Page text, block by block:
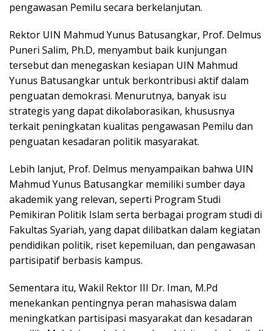
pengawasan Pemilu secara berkelanjutan.
Rektor UIN Mahmud Yunus Batusangkar, Prof. Delmus
Puneri Salim, Ph.D, menyambut baik kunjungan
tersebut dan menegaskan kesiapan UIN Mahmud
Yunus Batusangkar untuk berkontribusi aktif dalam
penguatan demokrasi. Menurutnya, banyak isu
strategis yang dapat dikolaborasikan, khususnya
terkait peningkatan kualitas pengawasan Pemilu dan
penguatan kesadaran politik masyarakat.
Lebih lanjut, Prof. Delmus menyampaikan bahwa UIN
Mahmud Yunus Batusangkar memiliki sumber daya
akademik yang relevan, seperti Program Studi
Pemikiran Politik Islam serta berbagai program studi di
Fakultas Syariah, yang dapat dilibatkan dalam kegiatan
pendidikan politik, riset kepemiluan, dan pengawasan
partisipatif berbasis kampus.
Sementara itu, Wakil Rektor III Dr. Iman, M.Pd
menekankan pentingnya peran mahasiswa dalam
meningkatkan partisipasi masyarakat dan kesadaran